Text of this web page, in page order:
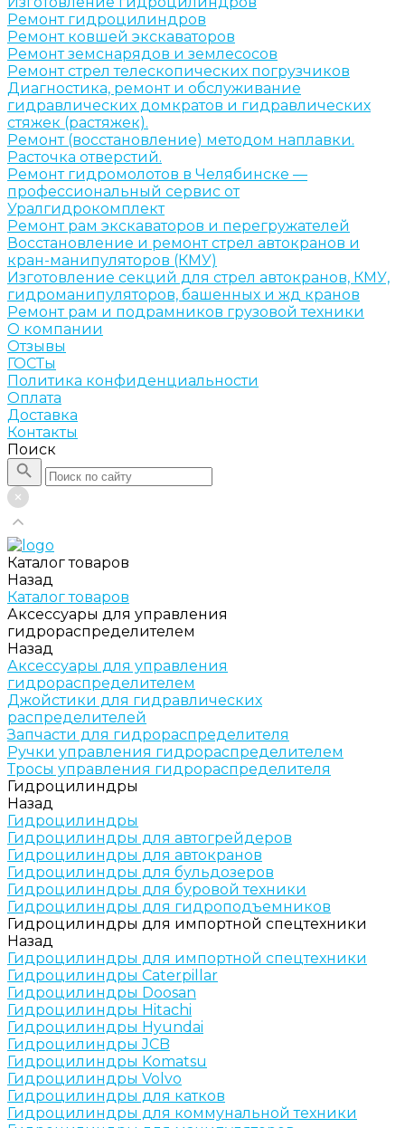
Ремонт гидроцилиндров
Ремонт ковшей экскаваторов
Ремонт земснарядов и землесосов
Ремонт стрел телескопических погрузчиков
Диагностика, ремонт и обслуживание
гидравлических домкратов и гидравлических
стяжек (растяжек).
Ремонт (восстановление) методом наплавки.
Расточка отверстий.
Ремонт гидромолотов в Челябинске —
профессиональный сервис от
Уралгидрокомплект
Ремонт рам экскаваторов и перегружателей
Восстановление и ремонт стрел автокранов и
кран-манипуляторов (КМУ)
Изготовление секций для стрел автокранов, КМУ,
гидроманипуляторов, башенных и жд кранов
Ремонт рам и подрамников грузовой техники
О компании
Отзывы
ГОСТы
Политика конфиденциальности
Оплата
Доставка
Контакты
Поиск
Каталог товаров
Назад
Каталог товаров
Аксессуары для управления
гидрораспределителем
Назад
Аксессуары для управления
гидрораспределителем
Джойстики для гидравлических
распределителей
Запчасти для гидрораспределителя
Ручки управления гидрораспределителем
Тросы управления гидрораспределителя
Гидроцилиндры
Назад
Гидроцилиндры
Гидроцилиндры для автогрейдеров
Гидроцилиндры для автокранов
Гидроцилиндры для бульдозеров
Гидроцилиндры для буровой техники
Гидроцилиндры для гидроподъемников
Гидроцилиндры для импортной спецтехники
Назад
Гидроцилиндры для импортной спецтехники
Гидроцилиндры Caterpillar
Гидроцилиндры Doosan
Гидроцилиндры Hitachi
Гидроцилиндры Hyundai
Гидроцилиндры JCB
Гидроцилиндры Komatsu
Гидроцилиндры Volvo
Гидроцилиндры для катков
Гидроцилиндры для коммунальной техники